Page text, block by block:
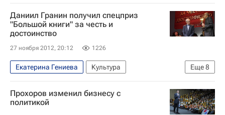
Весь мир
Центральный ФО
Европа
Григорий Ивлиев
Владимир Мединский
Владимир Толстой
Россия
Даниил Гранин получил спецприз
"Большой книги" за честь и
достоинство
27 ноября 2012, 20:12 1226
Еще8
Екатерина Гениева
Культура
Национальная литературная премия "Большая книга-2012"
Москва
Весь мир
Центральный ФО
Прохоров изменил бизнесу с
политикой